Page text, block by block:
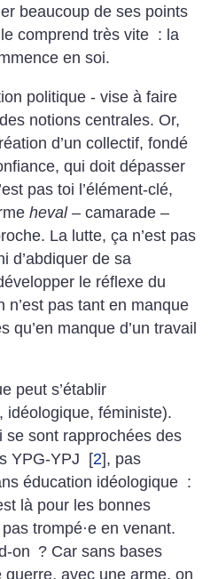
beaucoup de ses points
comprend très vite : la
en soi.
politique - vise à faire
notions centrales. Or,
d’un collectif, fondé
qui doit dépasser
pas toi l’élément-clé,
heval– camarade –
La lutte, ça n’est pas
d’abdiquer de sa
le réflexe du
n’est pas tant en manque
qu’en manque d’un travail
peut s’établir
idéologique, féministe).
se sont rapprochées des
YPG-YPJ
[2], pas
éducation idéologique :
là pour les bonnes
pas trompé·e en venant.
on ? Car sans bases
avec une arme, on